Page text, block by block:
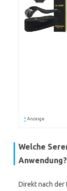
* Anzeige
Welche
Anwendung?
Direkt nach der